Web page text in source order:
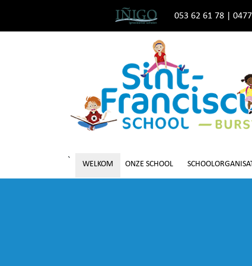
053 62 61 78
` WELKOM ONZE SCHOOL